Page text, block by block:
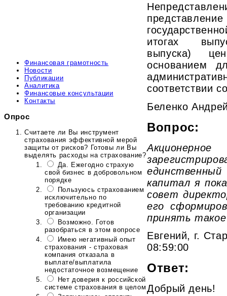
Финансовая грамотность
Новости
Публикации
Аналитика
Финансовые консультации
Контакты
Опрос
Считаете ли Вы инструмент
страхования эффективной мерой
защиты от рисков? Готовы ли Вы
выделять расходы на страхование?
Да. Ежегодно страхую
свой бизнес в добровольном
порядке
Пользуюсь страхованием
исключительно по
требованию кредитной
организации
Возможно. Готов
разобраться в этом вопросе
Имею негативный опыт
страхования - страховая
компания отказала в
выплате/выплатила
недостаточное возмещение
Нет доверия к российской
системе страхования в целом
итогах
выпуска)
основанием
соответствии
Беленко
Вопрос:
капитал я
совет
его
принять
Евгений, г.
08:59:00
Ответ:
Добрый день!